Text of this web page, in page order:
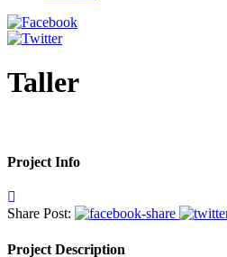
Taller
Project Info
Share Post:
Project Description